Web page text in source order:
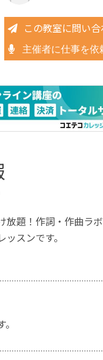
この教室に問い
主催者に仕事を依
放題！作詞・作曲ラ
スンです。